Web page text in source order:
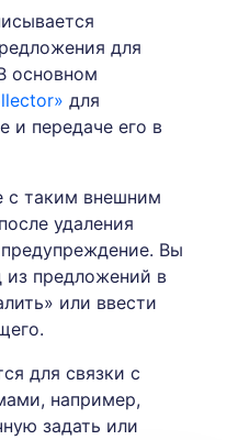
для
основном
для
и передаче его в
с таким внешним
удаления
Вы
из предложений в
или ввести
для связки с
например,
задать или